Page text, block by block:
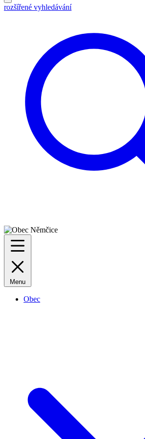
rozšířené vyhledávání
Menu
Obec